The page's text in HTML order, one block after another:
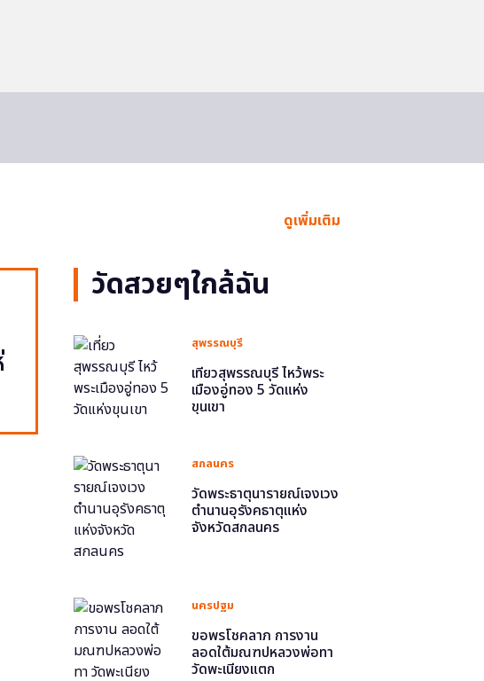
ดูเพิ่มเติม
วัดสวยๆใกล้ฉัน
สุพรรณบุรี
เที่ยวสุพรรณบุรี ไหว้พระ
เมืองอู่ทอง 5 วัดแห่ง
ขุนเขา
สกลนคร
วัดพระธาตุนารายณ์เจงเวง
ตำนานอุรังคธาตุแห่ง
จังหวัดสกลนคร
นครปฐม
ขอพรโชคลาภ การงาน
ลอดใต้มณฑปหลวงพ่อทา
วัดพะเนียงแตก